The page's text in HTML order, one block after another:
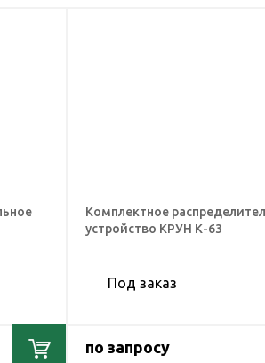
Комплектное
устройство КРУН К-63
Под заказ
по запросу